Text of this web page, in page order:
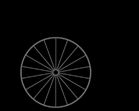
springen